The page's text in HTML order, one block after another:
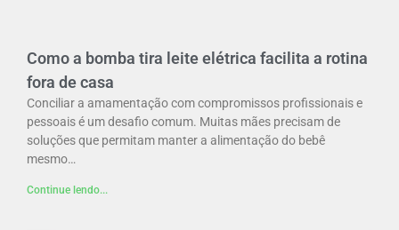
Como a bomba tira leite elétrica facilita a rotina
fora de casa
Conciliar a amamentação com compromissos profissionais e
pessoais é um desafio comum. Muitas mães precisam de
soluções que permitam manter a alimentação do bebê
mesmo…
Continue lendo...